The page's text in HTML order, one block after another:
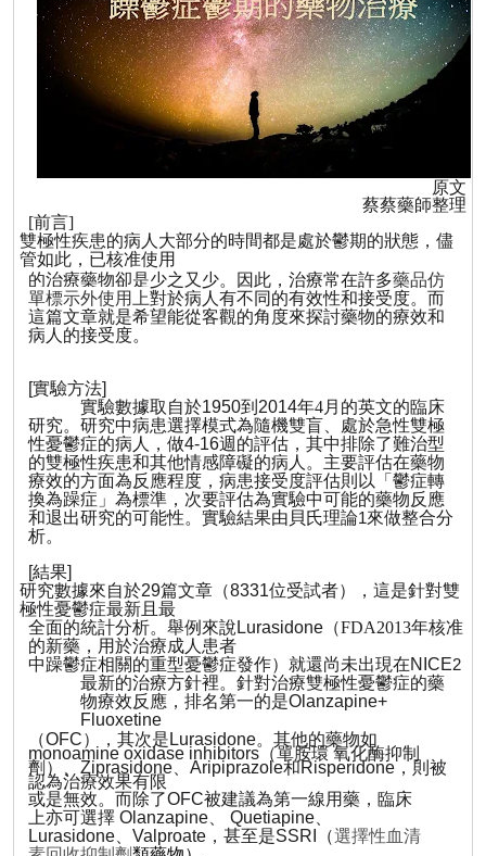
原文
蔡蔡藥師整理
[前言]
雙極性疾患的病人大部分的時間都是處於鬱期的狀態，儘
管如此，已核准使用
的治療藥物卻是少之又少。因此，治療常在許多藥品仿
單標示外使用上對於病人有不同的有效性和接受度。而
這篇文章就是希望能從客觀的角度來探討藥物的療效和
病人的接受度。
[實驗方法]
實驗數據取自於1950到 2014年4月的英文的臨床
研究。研究中病患選擇模式為隨機雙盲、處於急性雙極
性憂鬱症的病人，做4­-16週的評估，其中排除了難治型
的雙極性疾患和其他情感障礙的病人。主要評估在藥物
療效的方面為反應程度，病患接受度評估則以「鬱症轉
換為躁症」為標準，次要評估為實驗中可能的藥物反應
和退出研究的可能性。實驗結果由貝氏理論1來做整合分
析。
[結果]
研究數據來自於29篇文章（8331位受試者），這是針對雙
極性憂鬱症最新且最
全面的統計分析。舉例來說 Lurasidone（FDA2013年核准
的新藥，用於治療成人患者
中躁鬱症相關的重型憂鬱症發作）就還尚未出現在NICE2
最新的治療方針裡。針對治療雙極性憂鬱症的藥
物療效反應，排名第一的是Olanzapine+
Fluoxetine
（OFC），其次是 Lurasidone。其他的藥物如
monoamine oxidase inhibitors（單胺環 氧化酶抑制
劑）、 Ziprasidone、 Aripiprazole和Risperidone，則被
認為治療效果有限
或是無效。而除了OFC被建議為第一線用藥，臨床
上亦可選擇 Olanzapine、 Quetiapine、
Lurasidone、 Valproate，甚至是SSRI （選擇性血清